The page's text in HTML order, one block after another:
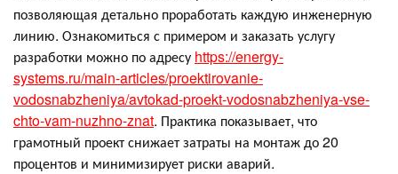
позволяющая детально проработать каждую инженерную
линию. Ознакомиться с примером и заказать услугу
разработки можно по адресу https://energy-
systems.ru/main-articles/proektirovanie-
vodosnabzheniya/avtokad-proekt-vodosnabzheniya-vse-
chto-vam-nuzhno-znat. Практика показывает, что
грамотный проект снижает затраты на монтаж до 20
процентов и минимизирует риски аварий.